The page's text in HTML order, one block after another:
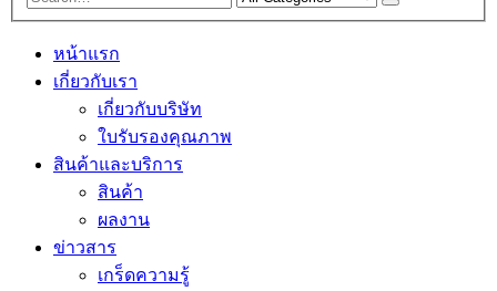
หน้าแรก
เกี่ยวกับเรา
เกี่ยวกับบริษัท
ใบรับรองคุณภาพ
สินค้าและบริการ
สินค้า
ผลงาน
ข่าวสาร
เกร็ดความรู้